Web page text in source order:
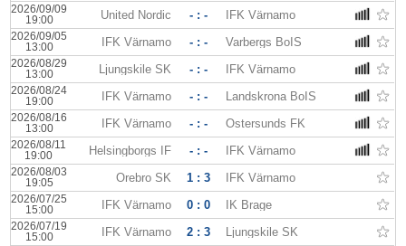
2026/09/09
19:00
United Nordic - : - IFK Värnamo
2026/09/05
13:00
IFK Värnamo - : - Varbergs BoIS
2026/08/29
13:00
Ljungskile SK - : - IFK Värnamo
2026/08/24
19:00
IFK Värnamo - : - Landskrona BoIS
2026/08/16
13:00
IFK Värnamo - : - Ostersunds FK
2026/08/11
19:00
Helsingborgs IF - : - IFK Värnamo
2026/08/03
19:05
Örebro SK 1 : 3 IFK Värnamo
2026/07/25
15:00
IFK Värnamo 0 : 0 IK Brage
2026/07/19
15:00
IFK Värnamo 2 : 3 Ljungskile SK